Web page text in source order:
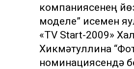
компаниясенең
моделе” исемен
«TV Start-2009»
Хикмәтуллина
номинациясендә